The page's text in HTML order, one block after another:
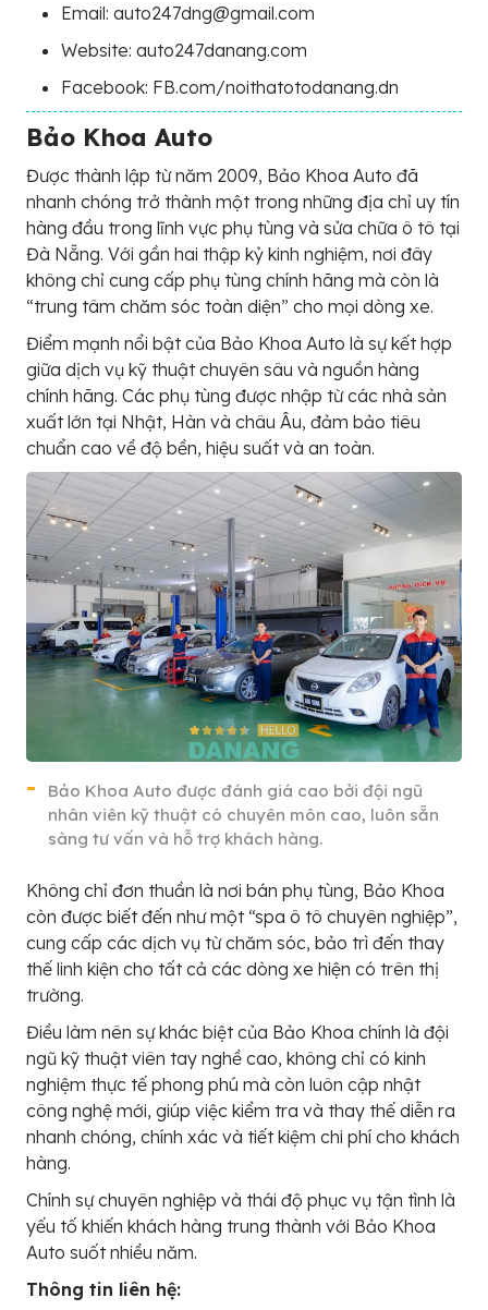
Email: auto247dng@gmail.com
Website: auto247danang.com
Facebook: FB.com/noithatotodanang.dn
Bảo Khoa Auto
Được thành lập từ năm 2009, Bảo Khoa Auto đã
nhanh chóng trở thành một trong những địa chỉ uy tín
hàng đầu trong lĩnh vực phụ tùng và sửa chữa ô tô tại
Đà Nẵng. Với gần hai thập kỷ kinh nghiệm, nơi đây
không chỉ cung cấp phụ tùng chính hãng mà còn là
“trung tâm chăm sóc toàn diện” cho mọi dòng xe.
Điểm mạnh nổi bật của Bảo Khoa Auto là sự kết hợp
giữa dịch vụ kỹ thuật chuyên sâu và nguồn hàng
chính hãng. Các phụ tùng được nhập từ các nhà sản
xuất lớn tại Nhật, Hàn và châu Âu, đảm bảo tiêu
chuẩn cao về độ bền, hiệu suất và an toàn.
Bảo Khoa Auto được đánh giá cao bởi đội ngũ
nhân viên kỹ thuật có chuyên môn cao, luôn sẵn
sàng tư vấn và hỗ trợ khách hàng.
Không chỉ đơn thuần là nơi bán phụ tùng, Bảo Khoa
còn được biết đến như một “spa ô tô chuyên nghiệp”,
cung cấp các dịch vụ từ chăm sóc, bảo trì đến thay
thế linh kiện cho tất cả các dòng xe hiện có trên thị
trường.
Điều làm nên sự khác biệt của Bảo Khoa chính là đội
ngũ kỹ thuật viên tay nghề cao, không chỉ có kinh
nghiệm thực tế phong phú mà còn luôn cập nhật
công nghệ mới, giúp việc kiểm tra và thay thế diễn ra
nhanh chóng, chính xác và tiết kiệm chi phí cho khách
hàng.
Chính sự chuyên nghiệp và thái độ phục vụ tận tình là
yếu tố khiến khách hàng trung thành với Bảo Khoa
Auto suốt nhiều năm.
Thông tin liên hệ: